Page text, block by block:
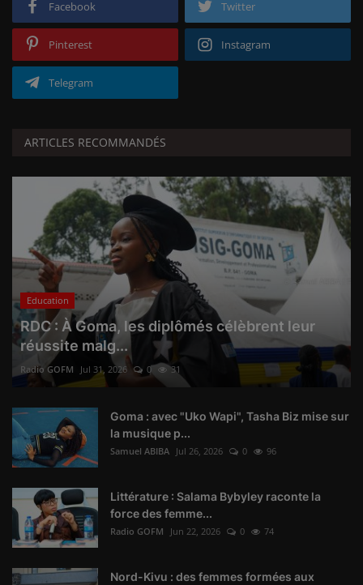
Facebook Twitter
Pinterest Instagram
Telegram
ARTICLES RECOMMANDÉS
Education
RDC : À Goma, les diplômés célèbrent leur
réussite malg...
Radio GOFM Jul 31, 2026 0 31
Goma : avec "Uko Wapi", Tasha Biz mise sur
la musique p...
Samuel ABIBA Jul 26, 2026 0 96
Littérature : Salama Bybyley raconte la
force des femme...
Radio GOFM Jun 22, 2026 0 74
Nord-Kivu : des femmes formées aux